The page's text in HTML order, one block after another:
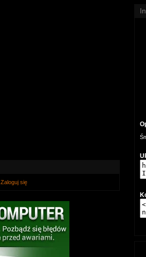
Zaloguj się